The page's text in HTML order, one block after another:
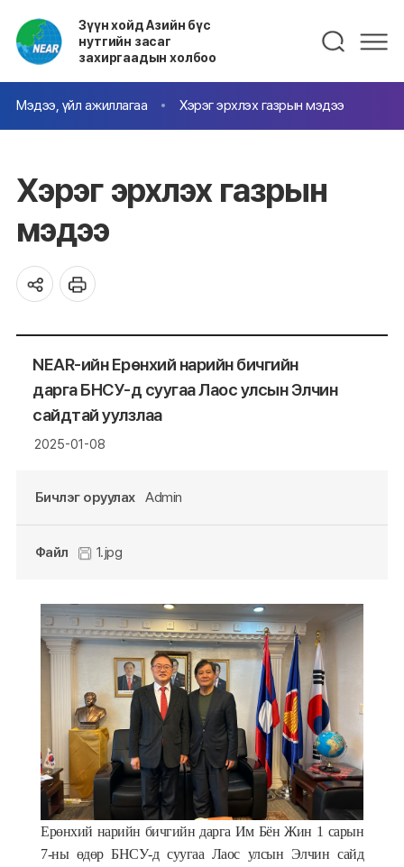
Зүүн хойд Азийн бүс
нутгийн засаг
захиргаадын холбоо
Мэдээ, үйл ажиллагаа Хэрэг эрхлэх газрын мэдээ
Хэрэг эрхлэх газрын
мэдээ
NEAR-ийн Ерөнхий нарийн бичгийн
дарга БНСУ-д суугаа Лаос улсын Элчин
сайдтай уулзлаа
2025-01-08
Бичлэг оруулах Admin
Файл 1.jpg
Ерөнхий нарийн бичгийн дарга Им Бён Жин 1 сарын
7-ны өдөр БНСУ-д суугаа Лаос улсын Элчин сайд